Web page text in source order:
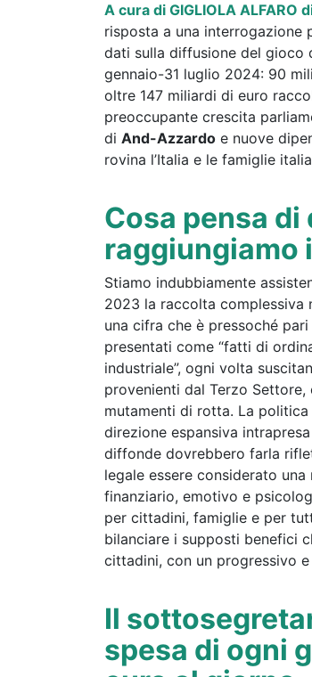
A cura di GIGLIOLA ALFARO
risposta a una interrogazione
dati sulla diffusione del gioco
gennaio-31 luglio 2024: 90
oltre 147 miliardi di euro
preoccupante crescita
di And-Azzardo e nuove
rovina l’Italia e le famiglie
Cosa pensa
raggiungiamo
Stiamo indubbiamente
2023 la raccolta complessiva
una cifra che è pressoché
presentati come “fatti di
industriale”, ogni volta
provenienti dal Terzo
mutamenti di rotta. La
direzione espansiva
diffonde dovrebbero farla
legale essere considerato
finanziario, emotivo e
per cittadini, famiglie e per
bilanciare i supposti benefici
cittadini, con un progressivo
Il
spesa di ogni